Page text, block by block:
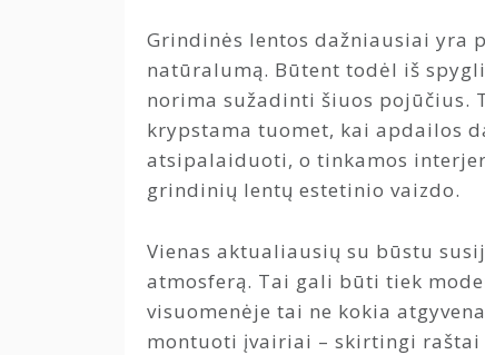
Grindinės lentos dažniausiai yra
natūralumą. Būtent todėl iš
norima sužadinti šiuos pojūčius.
krypstama tuomet, kai apdailos
atsipalaiduoti, o tinkamos
grindinių lentų estetinio vaizdo.
Vienas aktualiausių su būstu
atmosferą. Tai gali būti tiek
visuomenėje tai ne kokia
montuoti įvairiai – skirtingi